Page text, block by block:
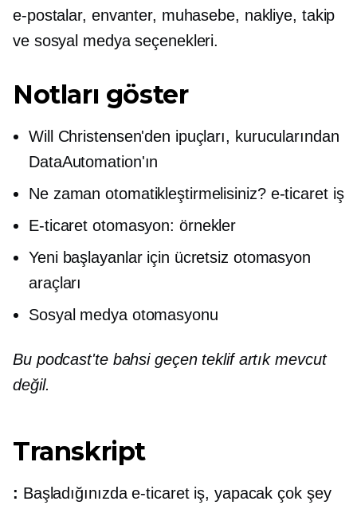
e-postalar, envanter, muhasebe, nakliye, takip
ve sosyal medya seçenekleri.
Notları göster
Will Christensen'den ipuçları, kurucularından
DataAutomation'ın
Ne zaman otomatikleştirmelisiniz? e-ticaretiş
E-ticaret otomasyon: örnekler
Yeni başlayanlar için ücretsiz otomasyon
araçları
Sosyal medya otomasyonu
Bu podcast'te bahsi geçen teklif artık mevcut
değil.
Transkript
: Başladığınızdae-ticaretiş, yapacak çok şey